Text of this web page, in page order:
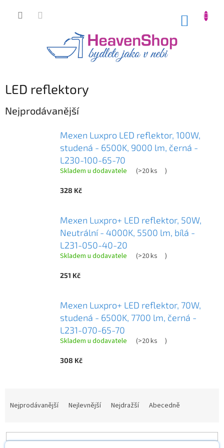
LED reflektory
Nejprodávanější
Mexen Luxpro LED reflektor, 100W,
studená - 6500K, 9000 lm, černá -
L230-100-65-70
Skladem u dodavatele (>20 ks )
328 Kč
Mexen Luxpro+ LED reflektor, 50W,
Neutrální - 4000K, 5500 lm, bílá -
L231-050-40-20
Skladem u dodavatele (>20 ks )
251 Kč
Mexen Luxpro+ LED reflektor, 70W,
studená - 6500K, 7700 lm, černá -
L231-070-65-70
Skladem u dodavatele (>20 ks )
308 Kč
n
Nejprodávanější Nejlevnější Nejdražší Abecedně